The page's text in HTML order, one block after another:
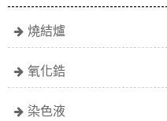
燒結爐
氧化鋯
染色液